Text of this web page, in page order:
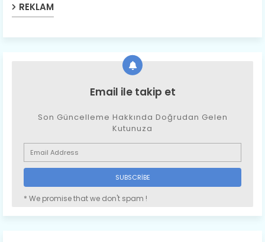
REKLAM
Email ile takip et
Son Güncelleme Hakkında Doğrudan Gelen
Kutunuza
* We promise that we don't spam !